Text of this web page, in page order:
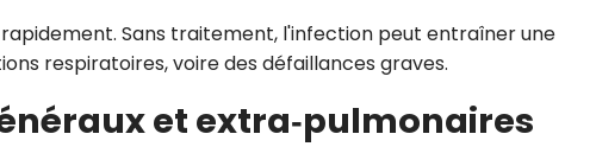
Sans traitement, l'infection peut entraîner une
respiratoires, voire des défaillances graves.
et extra‑pulmonaires